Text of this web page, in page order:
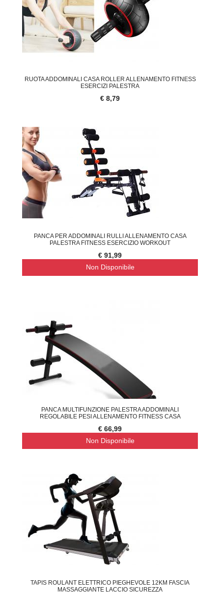
RUOTA ADDOMINALI CASA ROLLER ALLENAMENTO FITNESS
ESERCIZI PALESTRA
€ 8,79
PANCA PER ADDOMINALI RULLI ALLENAMENTO CASA
PALESTRA FITNESS ESERCIZIO WORKOUT
€ 91,99
Non Disponibile
PANCA MULTIFUNZIONE PALESTRA ADDOMINALI
REGOLABILE PESI ALLENAMENTO FITNESS CASA
€ 66,99
Non Disponibile
TAPIS ROULANT ELETTRICO PIEGHEVOLE 12KM FASCIA
MASSAGGIANTE LACCIO SICUREZZA